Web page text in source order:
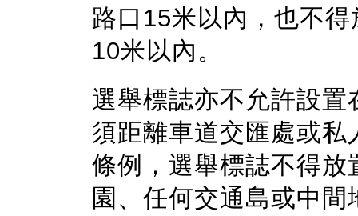
路口15米以內，也不
10米以內。
選舉標誌亦不允許設
須距離車道交匯處或
條例，選舉標誌不得
園、任何交通島或中